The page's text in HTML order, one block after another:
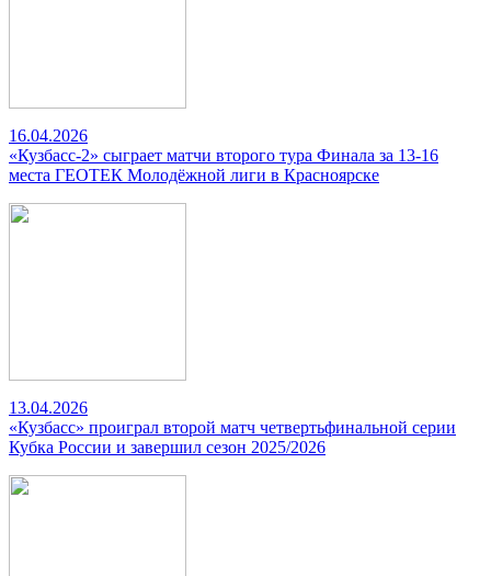
16.04.2026
«Кузбасс-2» сыграет матчи второго тура Финала за 13-16
места ГЕОТЕК Молодёжной лиги в Красноярске
13.04.2026
«Кузбасс» проиграл второй матч четвертьфинальной серии
Кубка России и завершил сезон 2025/2026